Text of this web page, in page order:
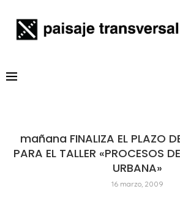
mañana FINALIZA EL PLAZO
PARA EL TALLER «PROCESOS
URBANA»
16 marzo, 2009